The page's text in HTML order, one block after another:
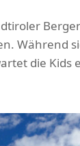
Während
die Kids